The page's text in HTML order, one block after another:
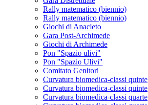
Rally matematico (biennio)
Rally matematico (biennio)
Giochi di Anacleto
Gara Post-Archimede
Giochi di Archimede
Pon "Spazio ulivi"
Pon "Spazio Ulivi"
Comitato Genitori
Curvatura biomedica-classi quinte
Curvatura biomedica-classi quinte
Curvatura biomedica-classi quarte